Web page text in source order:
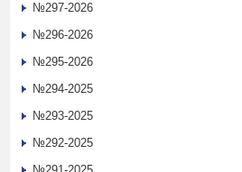
№297-2026
№296-2026
№295-2026
№294-2025
№293-2025
№292-2025